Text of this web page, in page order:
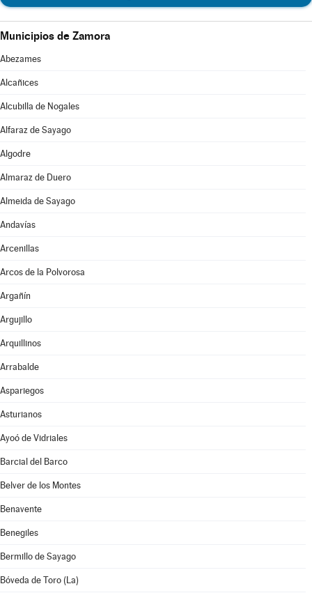
Municipios de Zamora
Abezames
Alcañices
Alcubilla de Nogales
Alfaraz de Sayago
Algodre
Almaraz de Duero
Almeida de Sayago
Andavías
Arcenillas
Arcos de la Polvorosa
Argañín
Argujillo
Arquillinos
Arrabalde
Aspariegos
Asturianos
Ayoó de Vidriales
Barcial del Barco
Belver de los Montes
Benavente
Benegiles
Bermillo de Sayago
Bóveda de Toro (La)